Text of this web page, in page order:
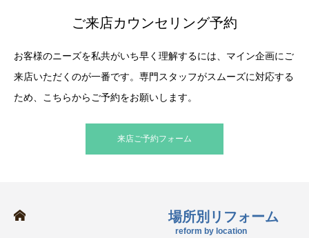
ご来店カウンセリング予約
お客様のニーズを私共がいち早く理解するには、マイン企画にご
来店いただくのが一番です。専門スタッフがスムーズに対応する
ため、こちらからご予約をお願いします。
来店ご予約フォーム
場所別リフォーム
reform by location